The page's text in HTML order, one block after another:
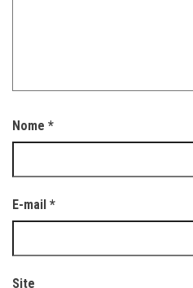
Nome *
E-mail *
Site